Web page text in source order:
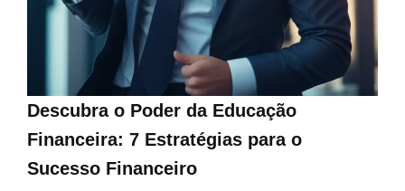
Descubra o Poder da Educação
Financeira: 7 Estratégias para o
Sucesso Financeiro